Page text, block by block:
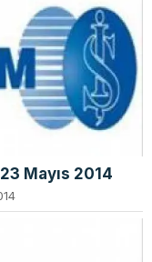
Mayıs 2014